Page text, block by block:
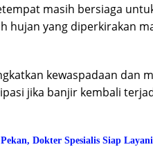
masih bersiaga
hujan yang diperkirakan
kewaspadaan dan
jika banjir kembali
Dokter Spesialis Siap